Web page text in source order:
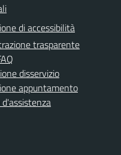
di accessibilità
trasparente
disservizio
appuntamento